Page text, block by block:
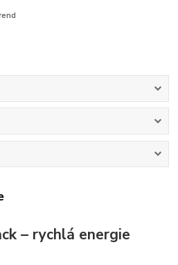
– rychlá energie